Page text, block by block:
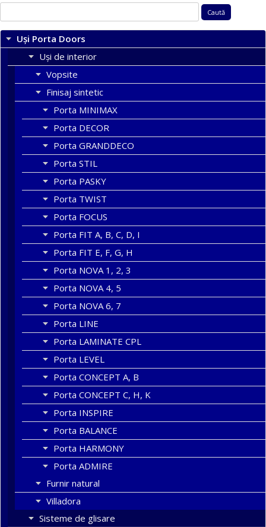
după:
Uși Porta Doors
Uși de interior
Vopsite
Finisaj sintetic
Porta MINIMAX
Porta DECOR
Porta GRANDDECO
Porta STIL
Porta PASKY
Porta TWIST
Porta FOCUS
Porta FIT A, B, C, D, I
Porta FIT E, F, G, H
Porta NOVA 1, 2, 3
Porta NOVA 4, 5
Porta NOVA 6, 7
Porta LINE
Porta LAMINATE CPL
Porta LEVEL
Porta CONCEPT A, B
Porta CONCEPT C, H, K
Porta INSPIRE
Porta BALANCE
Porta HARMONY
Porta ADMIRE
Furnir natural
Villadora
Sisteme de glisare